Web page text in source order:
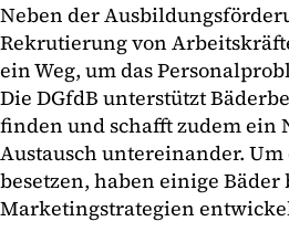
Neben der
Rekrutierung von
ein Weg, um das
Die DGfdB unterstützt
finden und schafft zudem ein
Austausch untereinander.
besetzen, haben einige
Marketingstrategien